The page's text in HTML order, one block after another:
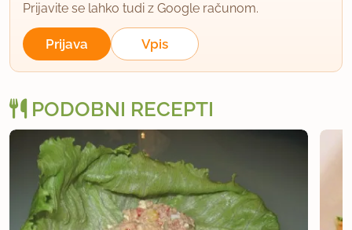
Prijavite se lahko tudi z Google računom.
Prijava Vpis
PODOBNI RECEPTI